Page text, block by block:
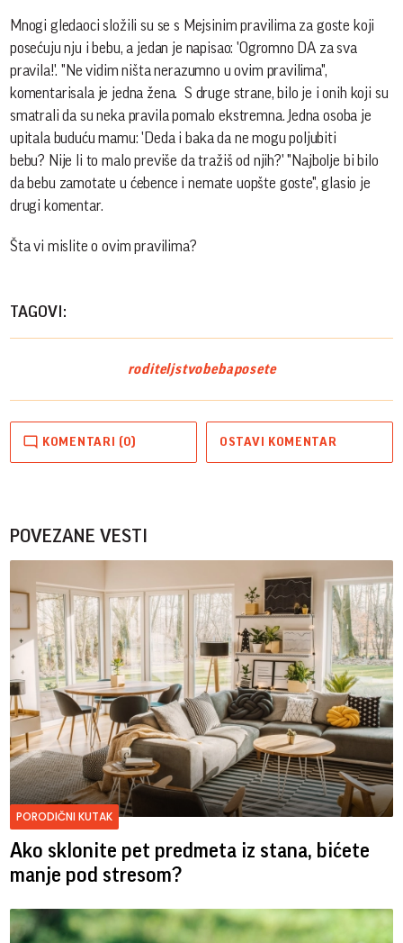
Mnogi gledaoci složili su se s Mejsinim pravilima za goste koji
posećuju nju i bebu, a jedan je napisao: 'Ogromno DA za sva
pravila!'. "Ne vidim ništa nerazumno u ovim pravilima",
komentarisala je jedna žena. S druge strane, bilo je i onih koji su
smatrali da su neka pravila pomalo ekstremna. Jedna osoba je
upitala buduću mamu: 'Deda i baka da ne mogu poljubiti
bebu? Nije li to malo previše da tražiš od njih?' "Najbolje bi bilo
da bebu zamotate u ćebence i nemate uopšte goste", glasio je
drugi komentar.
Šta vi mislite o ovim pravilima?
TAGOVI:
roditeljstvobebaposete
KOMENTARI (0) OSTAVI KOMENTAR
POVEZANE VESTI
PORODIČNI KUTAK
Ako sklonite pet predmeta iz stana, bićete
manje pod stresom?